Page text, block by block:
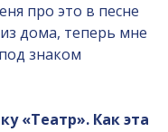
про это в песне
дома, теперь мне
знаком
«Театр». Как эта